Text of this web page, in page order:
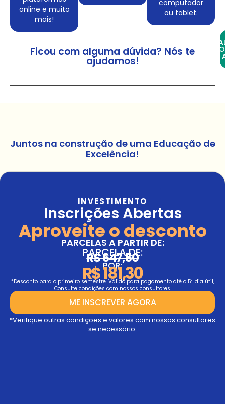
online e muito
mais!
computador
ou tablet.
Ficou com alguma dúvida? Nós te
ajudamos!
Juntos na construção de uma Educação de
Excelência!
INVESTIMENTO
Inscrições Abertas
Aproveite o desconto
PARCELAS A PARTIR DE:
PARCELA DE:
R$ 647,50
POR:
R$ 181,30
*Desconto para o primeiro semestre. Válido para pagamento até o 5º dia útil,
Consulte condições com nossos consultores.
ME INSCREVER AGORA
*Verifique outras condições e valores com nossos consultores
se necessário.